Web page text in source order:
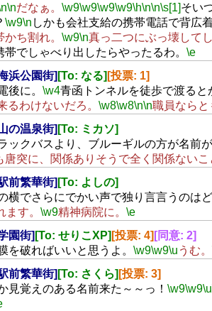
\nだなぁ。 \w9\w9\w9\w9\h\n\n\s[1]そい
\w9\n しかも会社支給の携帯電話で背広
かち割れ。 \w9\n真っ二つにぶっ壊してし
でしゃべり出したらやったるわ。 \e
浜公園街] [To: なる] [投票: 1]
後に。 \w4青函トンネルを徒歩で渡ると
るわけないだろ。 \w8\w8\n\n職員ならと
の温泉街] [To: ミカソ]
ックバスより、ブルーギルの方が名前が
唐突に、関係ありそうで全く関係ないこ
前繁華街] [To: よしの]
横でさらにでかい声で独り言言うのは
ます。 \w9精神病院に。 \e
園街] [To: せりこXP] [投票: 4] [同意: 2]
を破ればいいと思うよ。 \w9\w9\u うむ。
前繁華街] [To: さくら] [投票: 3]
見覚えのある名前来た～～っ！ \w9\w9\u